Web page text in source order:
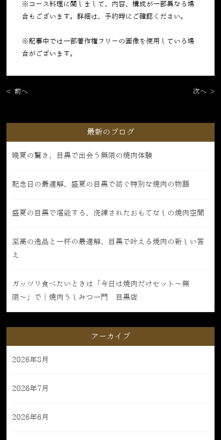
※コース料理に関しまして、内容、構成が一部異なる場
合もございます。詳細は、予約時にご確認ください。
※記事中では一部著作権フリーの画像を使用している場
合がございます。
< 前へ 次へ >
最新のブログ
晩夏の驚き、目黒で出会う無限の焼肉体験
記念日の最適解、盛夏の目黒で紡ぐ特別な焼肉の物語
盛夏の目黒で堪能する、洗練されたおもてなしの焼肉空間
至高の逸品と一杯の最適解、目黒で叶える焼肉の新しい答
え
ガッツリ食べたいときは「今日は焼肉だけセット〜無
限〜」で｜焼肉うしみつ一門 目黒店
アーカイブ
2026年8月
2026年7月
2026年6月